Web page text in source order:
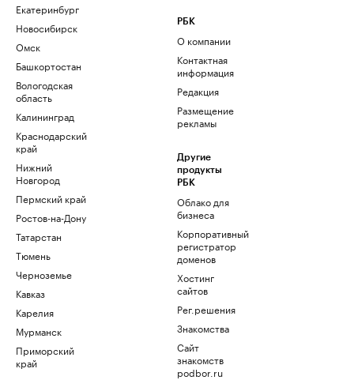
Екатеринбург
Новосибирск
Омск
Башкортостан
Вологодская
область
Калининград
Краснодарский
край
Нижний
Новгород
Пермский край
Ростов-на-Дону
Татарстан
Тюмень
Черноземье
Кавказ
Карелия
Мурманск
Приморский
край
РБК
О компании
Контактная
информация
Редакция
Размещение
рекламы
Другие
продукты
РБК
Облако для
бизнеса
Корпоративный
регистратор
доменов
Хостинг
сайтов
Рег.решения
Знакомства
Сайт
знакомств
podbor.ru